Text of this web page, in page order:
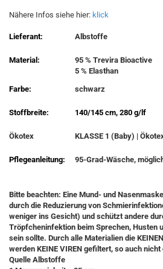
Nähere Infos siehe hier: klick
Lieferant: Albstoffe
Material:
95 % Trevira Bioactive
5 % Elasthan
Farbe:
schwarz
Stoffbreite: 140/145 cm, 280 g/lf
Ökotex KLASSE 1 (Baby) |
Pflegeanleitung: 95-Grad-Wäsche,
Bitte beachten: Eine Mund- und
durch die Reduzierung von
weniger ins Gesicht) und schützt andere
Tröpfcheninfektion beim Sprechen, Husten
sein sollte. Durch alle Materialien die
werden KEINE VIREN gefiltert, so auch
Quelle Albstoffe